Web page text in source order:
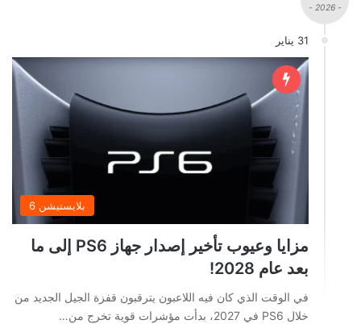
- 2026 -
31 يناير
بلايستيشن 6
مزايا وعيوب تأخير إصدار جهاز PS6 إلى ما
بعد عام 2028!
في الوقت الذي كان فيه اللاعبون يترقبون قفزة الجيل الجديد من
خلال PS6 في 2027، بدأت مؤشرات قوية تخرج من…